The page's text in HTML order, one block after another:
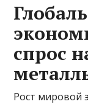
спрос
Рост мировой